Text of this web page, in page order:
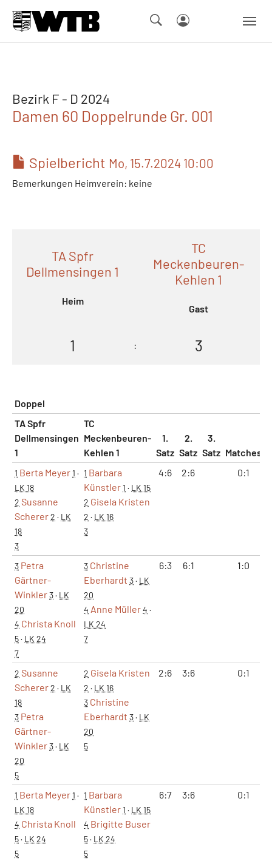
Bezirk F - D 2024
Damen 60 Doppelrunde Gr. 001
Spielbericht Mo, 15.7.2024 10:00
Bemerkungen Heimverein: keine
TA Spfr
Dellmensingen 1
Heim
TC
Meckenbeuren-
Kehlen 1
Gast
1 : 3
Doppel
TA Spfr
Dellmensingen
1
TC
Meckenbeuren-
Kehlen 1
1.
Satz
2.
Satz
3.
Satz Matches
1 Berta Meyer1 ·
LK 18
2 Susanne
Scherer2 · LK
18
3
1 Barbara
Künstler1 · LK 15
2 Gisela Kristen
2 · LK 16
3
4:6 2:6 0:1
3 Petra
Gärtner-
Winkler3· LK
20
4 Christa Knoll
5· LK 24
7
3 Christine
Eberhardt 3· LK
20
4 Anne Müller4 ·
LK 24
7
6:3 6:1 1:0
2 Susanne
Scherer2 · LK
18
3 Petra
Gärtner-
Winkler3· LK
20
5
2 Gisela Kristen
2 · LK 16
3 Christine
Eberhardt 3· LK
20
5
2:6 3:6 0:1
1 Berta Meyer1 ·
LK 18
4 Christa Knoll
5· LK 24
5
1 Barbara
Künstler1 · LK 15
4 Brigitte Buser
5· LK 24
5
6:7 3:6 0:1